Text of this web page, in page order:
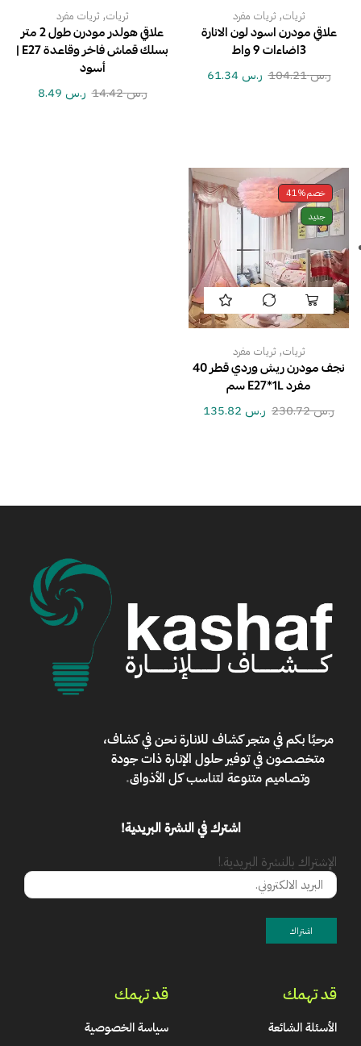
ثريات, ثريات مفرد
علاقي مودرن اسود لون الانارة
3اضاءات 9 واط
ر.س104.21 ر.س 61.34
ثريات, ثريات مفرد
علاقي هولدر مودرن طول 2 متر
بسلك قماش فاخر وقاعدة E27 |
أسود
ر.س14.42 ر.س
خصم41%
جديد
ثريات, ثريات مفرد
نجف مودرن ريش وردي قطر 40
مفرد E27*1L سم
ر.س230.72 ر.س
مرحبًا بكم فيمتجر كشاف للانارةنحن في كشاف،
متخصصون في توفير حلول الإنارة ذات جودة
وتصاميم متنوعة لتناسب كل الأذواق.
اشترك في النشرة البريدية!
الإشتراك بالنشرة البريدية.!
قد تهمك
الأسئلة الشائعة
قد تهمك
سياسة الخصوصية